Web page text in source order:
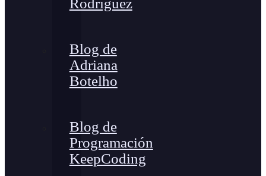
Rodríguez
Blog de
Adriana
Botelho
Blog de
Programación
KeepCoding